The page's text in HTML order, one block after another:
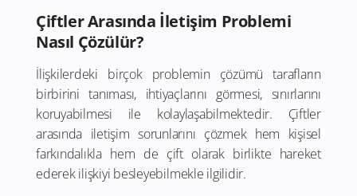
Çiftler Arasında İletişim Problemi
Nasıl Çözülür?
İlişkilerdeki birçok problemin çözümü tarafların
birbirini tanıması, ihtiyaçlarını görmesi, sınırlarını
koruyabilmesi ile kolaylaşabilmektedir. Çiftler
arasında iletişim sorunlarını çözmek hem kişisel
farkındalıkla hem de çift olarak birlikte hareket
ederek ilişkiyi besleyebilmekle ilgilidir.